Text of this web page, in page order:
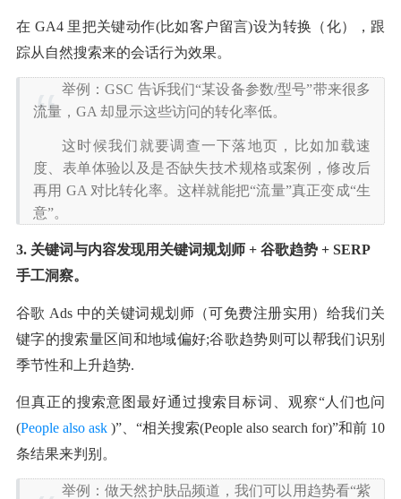
在 GA4 里把关键动作(比如客户留言)设为转换（化），跟
踪从自然搜索来的会话行为效果。
举例：GSC 告诉我们“某设备参数/型号”带来很多
流量，GA 却显示这些访问的转化率低。
这时候我们就要调查一下落地页，比如加载速
度、表单体验以及是否缺失技术规格或案例，修改后
再用 GA 对比转化率。这样就能把“流量”真正变成“生
意”。
3. 关键词与内容发现用关键词规划师 + 谷歌趋势 + SERP
手工洞察。
谷歌 Ads 中的关键词规划师（可免费注册实用）给我们关
键字的搜索量区间和地域偏好;谷歌趋势则可以帮我们识别
季节性和上升趋势.
但真正的搜索意图最好通过搜索目标词、观察“人们也问
(People also ask )”、“相关搜索(People also search for)”和前 10
条结果来判别。
举例：做天然护肤品频道，我们可以用趋势看“紫